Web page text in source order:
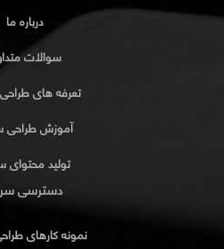
درباره ما
سوالات
تعرفه های
آموزش طراحی
تولید محتوای
دسترسی
نمونه کارهای